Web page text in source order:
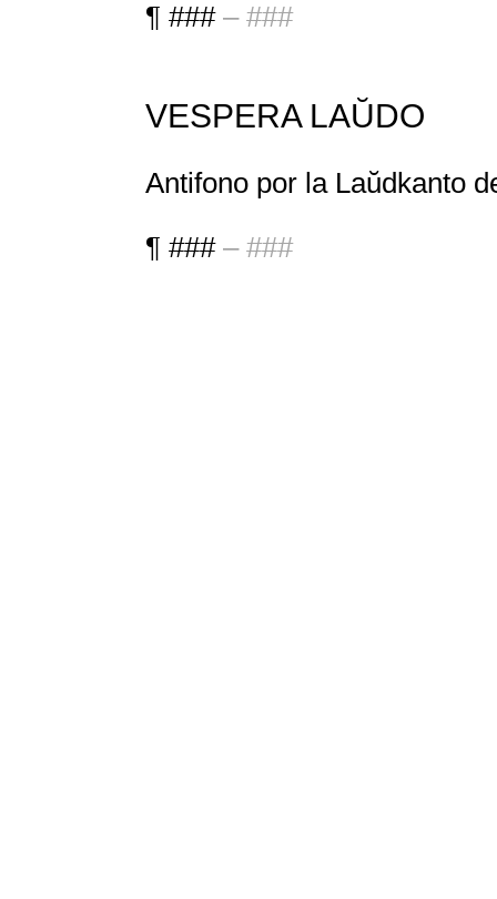
¶ ###– ###
VESPERA LAŬDO
Antifono por la Laŭdkanto
¶ ###– ###